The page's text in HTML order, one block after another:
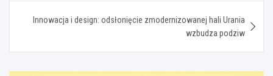
Innowacja i design: odsłonięcie zmodernizowanej hali Urania
wzbudza podziw